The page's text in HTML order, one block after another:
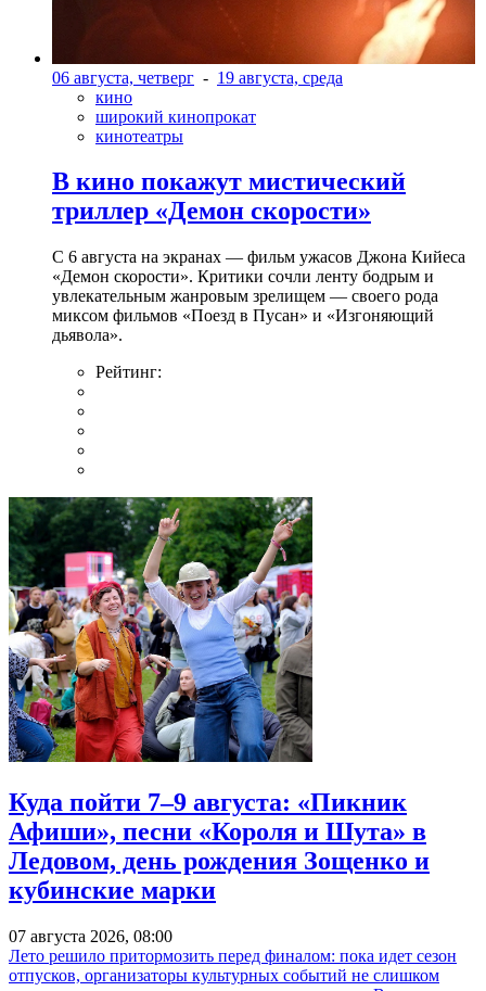
06 августа, четверг - 19 августа, среда
кино
широкий кинопрокат
кинотеатры
В кино покажут мистический
триллер «Демон скорости»
С 6 августа на экранах — фильм ужасов Джона Кийеса
«Демон скорости». Критики сочли ленту бодрым и
увлекательным жанровым зрелищeм — своего рода
миксом фильмов «Поезд в Пусан» и «Изгоняющий
дьявола».
Рейтинг:
Куда пойти 7–9 августа: «Пикник
Афиши», песни «Короля и Шута» в
Ледовом, день рождения Зощенко и
кубинские марки
07 августа 2026, 08:00
Лето решило притормозить перед финалом: пока идет сезон
отпусков, организаторы культурных событий не слишком